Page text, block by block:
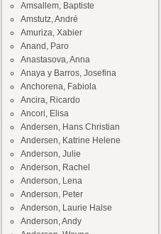
Amsallem, Baptiste
Amstutz, André
Amuriza, Xabier
Anand, Paro
Anastasova, Anna
Anaya y Barros, Josefina
Anchorena, Fabiola
Ancira, Ricardo
Ancori, Elisa
Andersen, Hans Christian
Andersen, Katrine Helene
Anderson, Julie
Anderson, Rachel
Anderson, Lena
Anderson, Peter
Anderson, Laurie Halse
Anderson, Andy